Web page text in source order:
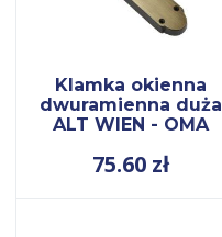
Klamka okienna
dwuramienna duża
ALT WIEN - OMA
75.60 zł